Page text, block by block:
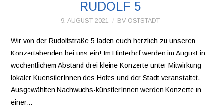
WIR ÜBER UNS
OSTSTADT-
UMSCHAU
RUDOLF 5
9. AUGUST 2021 BV-OSTSTADT
Wir von der Rudolfstraße 5 laden euch herzlich zu unseren
Konzertabenden bei uns ein! Im Hinterhof werden im August in
wöchentlichem Abstand drei kleine Konzerte unter Mitwirkung
lokaler KuenstlerInnen des Hofes und der Stadt veranstaltet.
Ausgewählten Nachwuchs-künstlerInnen werden Konzerte in
einer…